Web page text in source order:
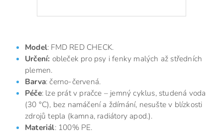
Model: FMD RED CHECK.
Určení: obleček pro psy i fenky malých až středních
plemen.
Barva: černo-červená.
Péče: lze prát v pračce – jemný cyklus, studená voda
(30 °C), bez namáčení a ždímání, nesušte v blízkosti
zdrojů tepla (kamna, radiátory apod.).
Materiál: 100% PE.